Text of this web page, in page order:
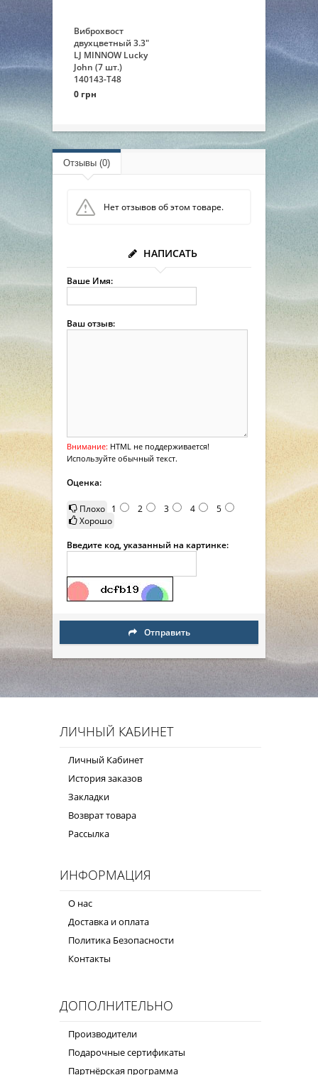
Виброхвост
двухцветный 3.3"
LJ MINNOW Lucky
John (7 шт.)
140143-T48
0 грн
Отзывы (0)
Нет отзывов об этом товаре.
НАПИСАТЬ
Ваше Имя:
Ваш отзыв:
Внимание: HTML не поддерживается!
Используйте обычный текст.
Оценка:
Плохо 1 2 3 4
5
Хорошо
Введите код, указанный на картинке:
Отправить
ЛИЧНЫЙ КАБИНЕТ
Личный Кабинет
История заказов
Закладки
Возврат товара
Рассылка
ИНФОРМАЦИЯ
О нас
Доставка и оплата
Политика Безопасности
Контакты
ДОПОЛНИТЕЛЬНО
Производители
Подарочные сертификаты
Партнёрская программа